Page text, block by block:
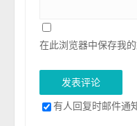
在此浏览器中保存我
有人回复时邮件通